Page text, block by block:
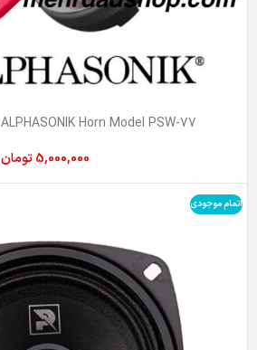
ALPHASONIK Horn Model PSW-77 هورن آلفاسونیک 77
5,000,000تومان
اتمام موجودی